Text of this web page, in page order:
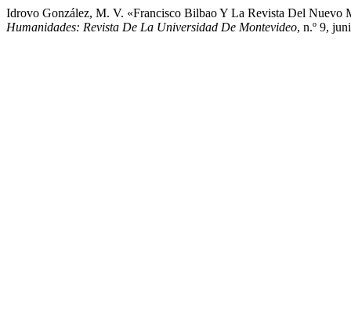
Idrovo González, M. V. «Francisco Bilbao Y La Revista Del Nuevo
Humanidades: Revista De La Universidad De Montevideo, n.º 9,